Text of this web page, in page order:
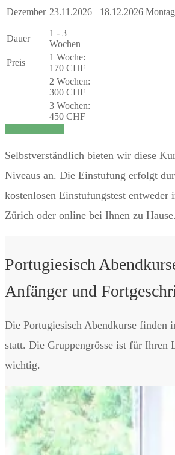
Dezember 23.11.2026 18.12.2026
Dauer
1 - 3
Wochen
Preis
1 Woche:
170 CHF
2 Wochen:
300 CHF
3 Wochen:
450 CHF
Selbstverständlich bieten wir diese
Niveaus an. Die Einstufung erfolgt
kostenlosen Einstufungstest entweder
Zürich oder online bei Ihnen zu Hause.
Portugiesisch
Anfänger und
Die Portugiesisch Abendkurse finden
statt. Die Gruppengrösse ist für Ihren
wichtig.